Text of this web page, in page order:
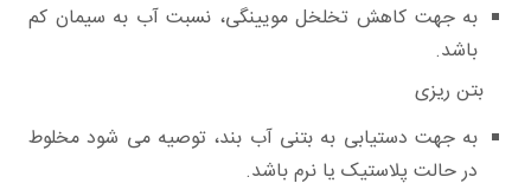
به جهت کاهش تخلخل مویینگی، نسبت آب به سیمان کم
باشد.
بتن ریزی
به جهت دستیابی به بتنی آب بند، توصیه می شود مخلوط
در حالت پلاستیک یا نرم باشد.